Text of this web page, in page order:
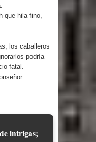
que hila fino,
los caballeros
podría
fatal.
intrigas;